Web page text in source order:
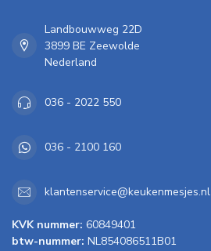
Landbouwweg 22D
3899 BE Zeewolde
Nederland
036 - 2022 550
036 - 2100 160
klantenservice@keukenmesjes.nl
KVK nummer: 60849401
btw-nummer: NL854086511B01